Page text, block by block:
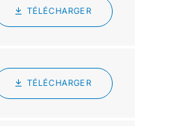
TÉLÉCHARGER
TÉLÉCHARGER